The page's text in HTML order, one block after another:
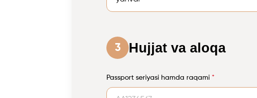
3 Hujjat va aloqa
Passport seriyasi hamda raqami *